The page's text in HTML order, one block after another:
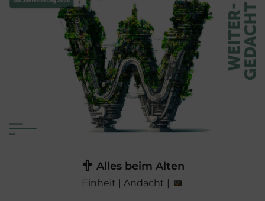
Alles beim Alten
Einheit | Andacht |